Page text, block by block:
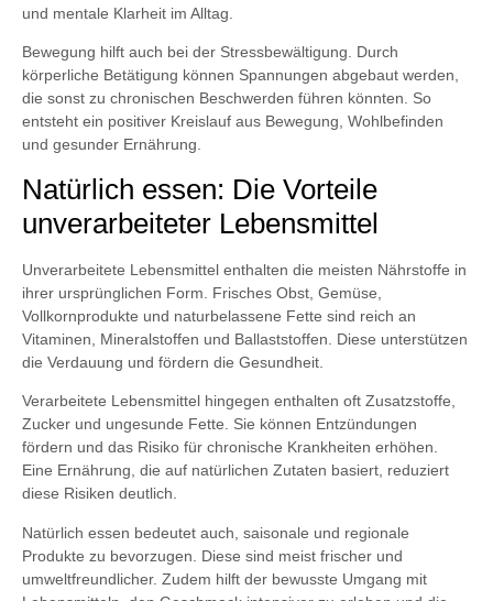
und mentale Klarheit im Alltag.
Bewegung hilft auch bei der Stressbewältigung. Durch
körperliche Betätigung können Spannungen abgebaut werden,
die sonst zu chronischen Beschwerden führen könnten. So
entsteht ein positiver Kreislauf aus Bewegung, Wohlbefinden
und gesunder Ernährung.
Natürlich essen: Die Vorteile
unverarbeiteter Lebensmittel
Unverarbeitete Lebensmittel enthalten die meisten Nährstoffe in
ihrer ursprünglichen Form. Frisches Obst, Gemüse,
Vollkornprodukte und naturbelassene Fette sind reich an
Vitaminen, Mineralstoffen und Ballaststoffen. Diese unterstützen
die Verdauung und fördern die Gesundheit.
Verarbeitete Lebensmittel hingegen enthalten oft Zusatzstoffe,
Zucker und ungesunde Fette. Sie können Entzündungen
fördern und das Risiko für chronische Krankheiten erhöhen.
Eine Ernährung, die auf natürlichen Zutaten basiert, reduziert
diese Risiken deutlich.
Natürlich essen bedeutet auch, saisonale und regionale
Produkte zu bevorzugen. Diese sind meist frischer und
umweltfreundlicher. Zudem hilft der bewusste Umgang mit